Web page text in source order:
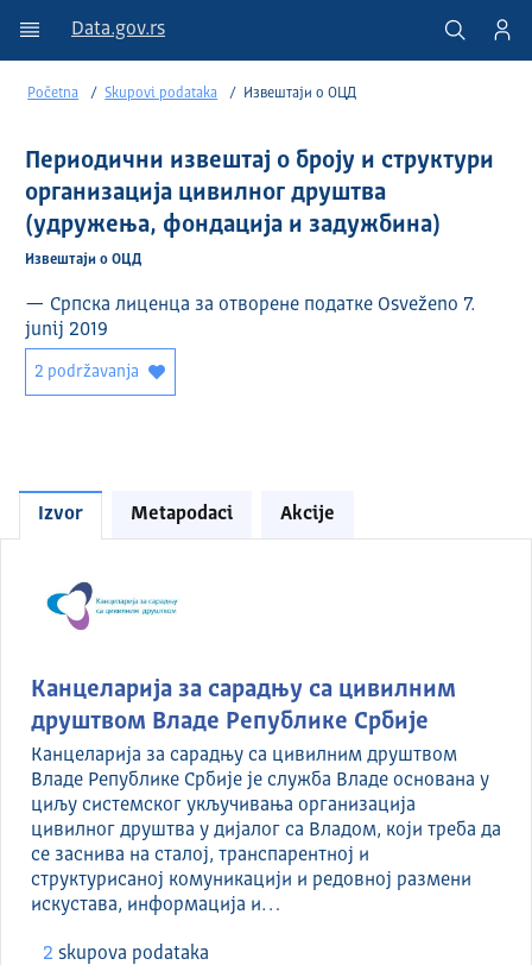
Data.gov.rs
Početna Skupovi podataka Извештаји о ОЦД
Периодични извештај о броју и структури
организација цивилног друштва
(удружења, фондација и задужбина)
Извештаји о ОЦД
— Српска лиценца за отворене податке Osveženo 7.
junij 2019
2 podržavanja
Izvor Metapodaci Akcije
Канцеларија за сарадњу са цивилним
друштвом Владе Републике Србије
Канцеларија за сарадњу са цивилним друштвом
Владе Републике Србије је служба Владе основана у
циљу системског укључивања организација
цивилног друштва у дијалог са Владом, који треба да
се заснива на сталој, транспарентној и
структурисаној комуникацији и редовној размени
искустава, информација и…
2 skupova podataka